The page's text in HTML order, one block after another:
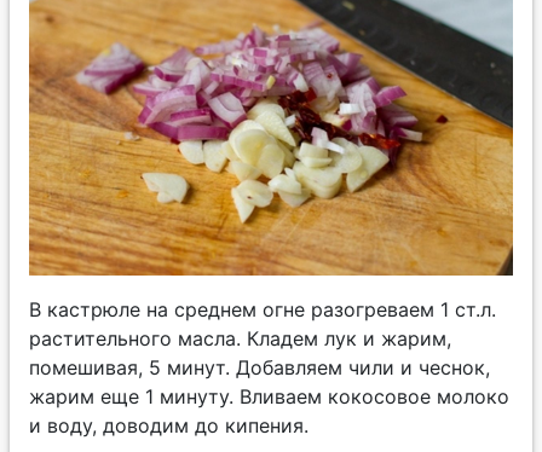
В кастрюле на среднем огне разогреваем 1 ст.л.
растительного масла. Кладем лук и жарим,
помешивая, 5 минут. Добавляем чили и чеснок,
жарим еще 1 минуту. Вливаем кокосовое молоко
и воду, доводим до кипения.